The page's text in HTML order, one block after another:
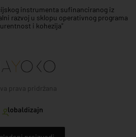
instrumenta sufinanciranog iz
razvoj u sklopu operativnog programa
i kohezija"
prava pridržana